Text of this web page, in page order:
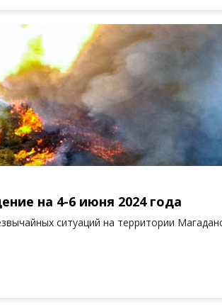
на 4-6 июня 2024 года
ситуаций на территории